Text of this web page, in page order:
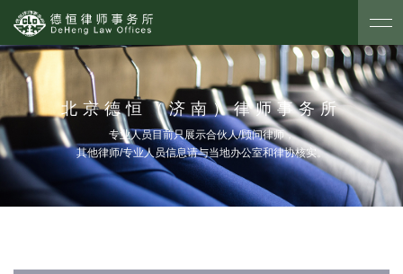
北京德恒（济南）律师事务所
专业人员目前只展示合伙人/顾问律师，
其他律师/专业人员信息请与当地办公室和律协核实。